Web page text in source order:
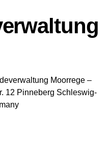
Moorrege –
12 Pinneberg Schleswig-